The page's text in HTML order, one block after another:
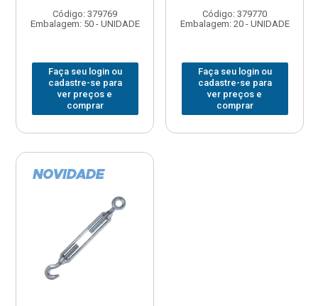
Código: 379769
Embalagem: 50 - UNIDADE
Faça seu login ou
cadastre-se para
ver preços e
comprar
Código: 379770
Embalagem: 20 - UNIDADE
Faça seu login ou
cadastre-se para
ver preços e
comprar